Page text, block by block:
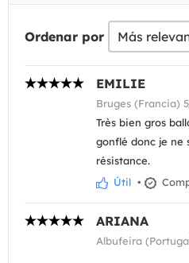
Ordenar por
EMILIE
Bruges (Francia)
Très bien gros
gonflé donc je ne
résistance.
Útil •
ARIANA
Albufeira